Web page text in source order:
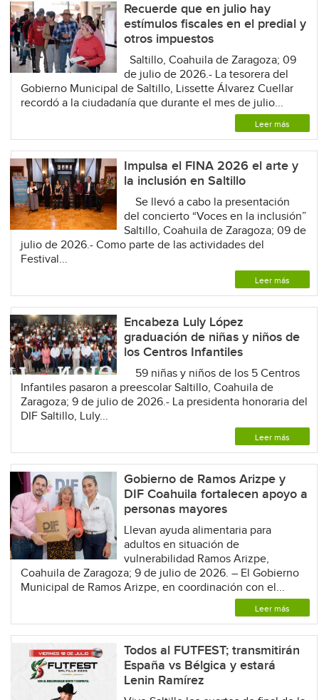
Recuerde que en julio hay
estímulos fiscales en el predial y
otros impuestos
Saltillo, Coahuila de Zaragoza; 09
de julio de 2026.- La tesorera del
Gobierno Municipal de Saltillo, Lissette Álvarez Cuellar
recordó a la ciudadanía que durante el mes de julio...
Leer más
Impulsa el FINA 2026 el arte y
la inclusión en Saltillo
Se llevó a cabo la presentación
del concierto “Voces en la inclusión”
Saltillo, Coahuila de Zaragoza; 09 de
julio de 2026.- Como parte de las actividades del
Festival...
Leer más
Encabeza Luly López
graduación de niñas y niños de
los Centros Infantiles
59 niñas y niños de los 5 Centros
Infantiles pasaron a preescolar Saltillo, Coahuila de
Zaragoza; 9 de julio de 2026.- La presidenta honoraria del
DIF Saltillo, Luly...
Leer más
Gobierno de Ramos Arizpe y
DIF Coahuila fortalecen apoyo a
personas mayores
Llevan ayuda alimentaria para
adultos en situación de
vulnerabilidad Ramos Arizpe,
Coahuila de Zaragoza; 9 de julio de 2026. – El Gobierno
Municipal de Ramos Arizpe, en coordinación con el...
Leer más
Todos al FUTFEST; transmitirán
España vs Bélgica y estará
Lenin Ramírez